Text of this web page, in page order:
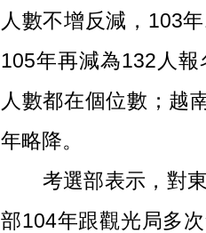
人數不增反減，103
105年再減為132人
人數都在個位數；越
年略降。
考選部表示，對東
部104年跟觀光局多